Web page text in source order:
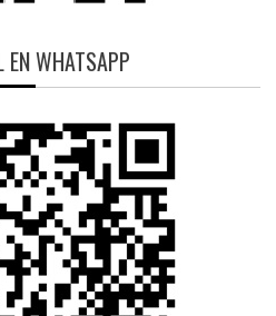
EN WHATSAPP